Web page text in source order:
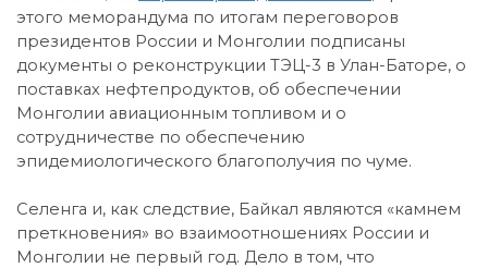
этого меморандума по итогам переговоров
президентов России и Монголии подписаны
документы о реконструкции ТЭЦ-3 в Улан-Баторе, о
поставках нефтепродуктов, об обеспечении
Монголии авиационным топливом и о
сотрудничестве по обеспечению
эпидемиологического благополучия по чуме.
Селенга и, как следствие, Байкал являются «камнем
преткновения» во взаимоотношениях России и
Монголии не первый год. Дело в том, что